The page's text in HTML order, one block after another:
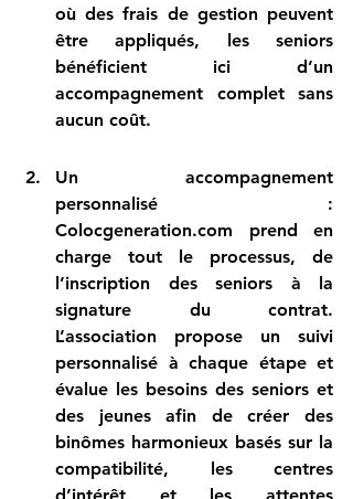
où des frais de gestion peuvent
être appliqués, les seniors
bénéficient ici d’un
accompagnement complet sans
aucun coût.
Un accompagnement
personnalisé
Colocgeneration.com prend en
charge tout le processus, de
l’inscription des seniors à la
signature du contrat.
L’association propose un suivi
personnalisé à chaque étape et
évalue les besoins des seniors et
des jeunes afin de créer des
binômes harmonieux basés sur la
compatibilité, les centres
d’intérêt et les attentes